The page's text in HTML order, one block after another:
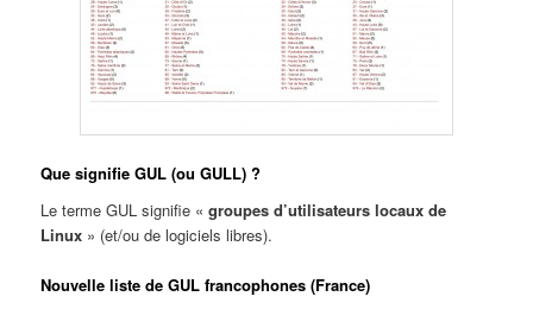
Que signifie GUL (ou GULL) ?
Le terme GUL signifie «groupes d’utilisateurs locaux de
Linux » (et/ou de logiciels libres).
Nouvelle liste de GUL francophones (France)